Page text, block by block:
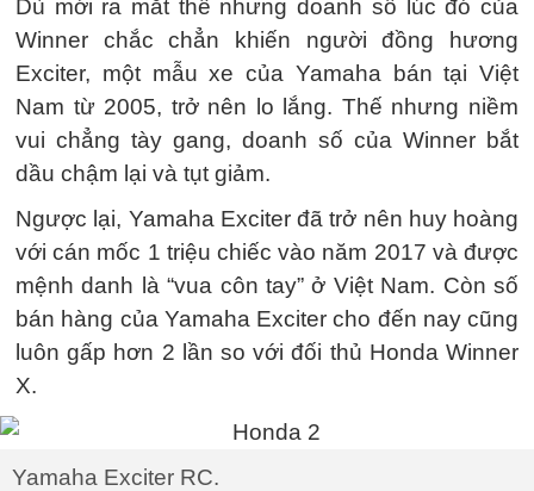
Dù mới ra mắt thế nhưng doanh số lúc đó của
Winner chắc chẳn khiến người đồng hương
Exciter, một mẫu xe của Yamaha bán tại Việt
Nam từ 2005, trở nên lo lắng. Thế nhưng niềm
vui chẳng tày gang, doanh số của Winner bắt
dầu chậm lại và tụt giảm.
Ngược lại, Yamaha Exciter đã trở nên huy hoàng
với cán mốc 1 triệu chiếc vào năm 2017 và được
mệnh danh là “vua côn tay” ở Việt Nam. Còn số
bán hàng của Yamaha Exciter cho đến nay cũng
luôn gấp hơn 2 lần so với đối thủ Honda Winner
X.
Yamaha Exciter RC.